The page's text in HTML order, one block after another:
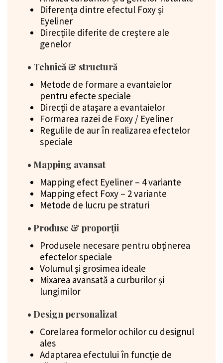
Diferența dintre efectul Foxy și
Eyeliner
Direcțiile diferite de creștere ale
genelor
• Tehnică & structură
Metode de formare a evantaielor
pentru efecte speciale
Direcții de atașare a evantaielor
Formarea razei de Foxy / Eyeliner
Regulile de aur în realizarea efectelor
speciale
• Mapping avansat
Mapping efect Eyeliner – 4 variante
Mapping efect Foxy – 2 variante
Metode de lucru pe straturi
• Produse & proporții
Produsele necesare pentru obținerea
efectelor speciale
Volumul și grosimea ideale
Mixarea avansată a curburilor și
lungimilor
• Design personalizat
Corelarea formelor ochilor cu designul
ales
Adaptarea efectului în funcție de